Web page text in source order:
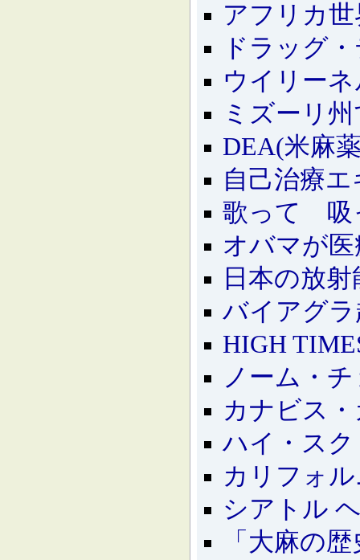
アフリカ
ドラッグ
ウイリー
ミズーリ
DEA(米麻
自己治療
歌って 吸
オバマが
日本の放
バイアグ
HIGH
ノーム・
カナビス
ハイ・ス
カリフォ
シアトル
「大麻の